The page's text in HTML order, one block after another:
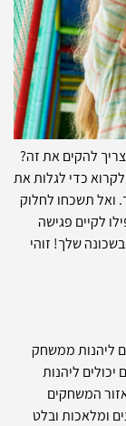
להקים את זה?
כדי לגלות את
ואל תשכחו לחלוק
לקיים פגישה
שלך! זוהי
ליהנות ממשחק
ליהנות
המשחקים
ומלאכות ובלט